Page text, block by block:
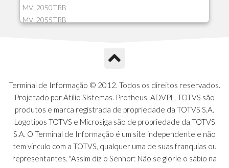
MV_2050TRB
MV_2055TRB
MV_2GNOINC
MV_320SLD
MV_325PMDA
MV_330ATCM
MV_340LOCK
MV_3DUPREF
MV_5CLIFOR
Terminal de Informação © 2012. Todos os direitos reservados.
Projetado por Atilio Sistemas. Protheus, ADVPL, TOTVS são
produtos e marca registrada de propriedade da TOTVS S.A.
Logotipos TOTVS e Microsiga são de propriedade da TOTVS
S.A. O Terminal de Informação é um site independente e não
tem vínculo com a TOTVS, qualquer uma de suas franquias ou
representantes. "Assim diz o Senhor: Não se glorie o sábio na